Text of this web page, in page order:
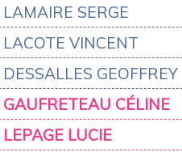
LAMAIRE SERGE
LACOTE VINCENT
DESSALLES GEOFFREY
GAUFRETEAU CÉLINE
LEPAGE LUCIE